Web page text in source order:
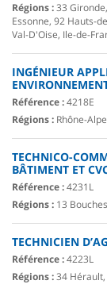
Régions :33
Essonne, 92 Hauts-
Val-D'Oise, Ile-de-
INGÉNIEUR
Référence :4218E
Régions : Rhône-
TECHNICO-
BÂTIMENT ET
Référence :4231L
Régions : 13
TECHNICIEN
Référence :4223L
Régions :34